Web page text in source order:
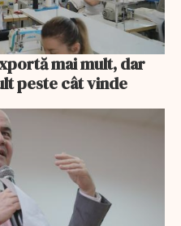
mai mult, dar
peste cât vinde